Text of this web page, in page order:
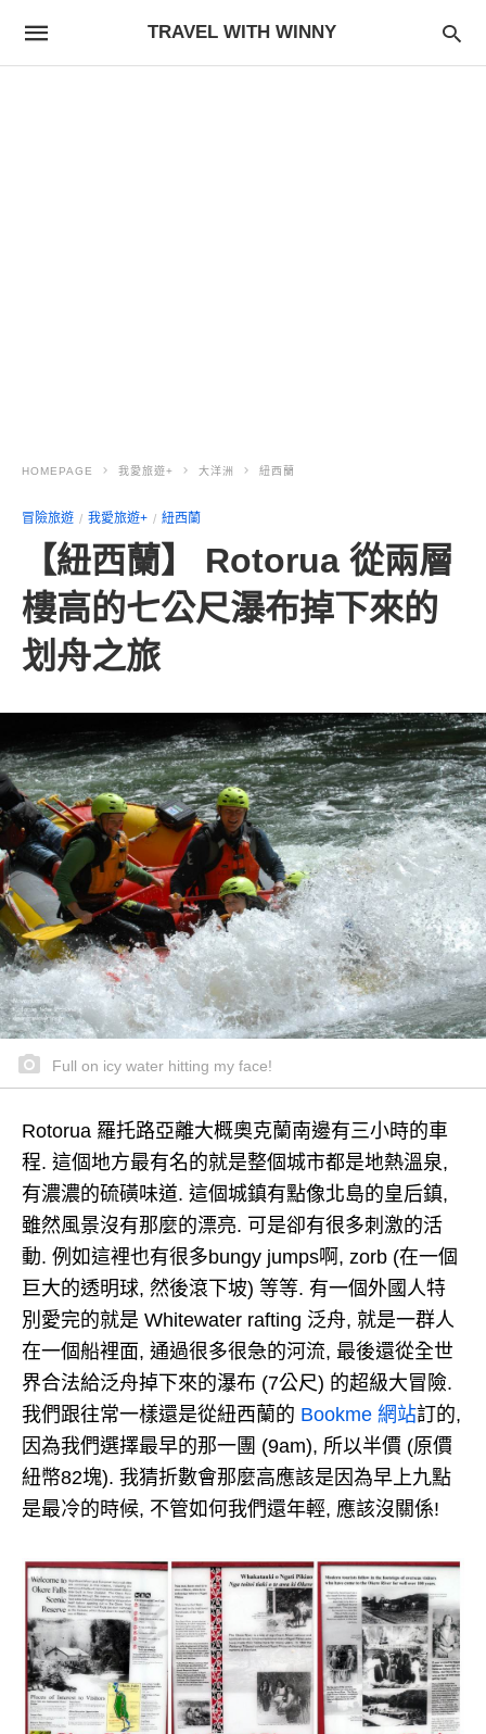
TRAVEL WITH WINNY
HOMEPAGE 我愛旅遊+ 大洋洲 紐西蘭
冒險旅遊 我愛旅遊+ 紐西蘭
【紐西蘭】 Rotorua 從兩層
樓高的七公尺瀑布掉下來的
划舟之旅
Full on icy water hitting my face!
Rotorua 羅托路亞離大概奧克蘭南邊有三小時的車
程. 這個地方最有名的就是整個城市都是地熱溫泉,
有濃濃的硫磺味道. 這個城鎮有點像北島的皇后鎮,
雖然風景沒有那麼的漂亮. 可是卻有很多刺激的活
動. 例如這裡也有很多bungy jumps啊, zorb (在一個
巨大的透明球, 然後滾下坡) 等等. 有一個外國人特
別愛完的就是 Whitewater rafting 泛舟, 就是一群人
在一個船裡面, 通過很多很急的河流, 最後還從全世
界合法給泛舟掉下來的瀑布 (7公尺) 的超級大冒險.
我們跟往常一樣還是從紐西蘭的 Bookme 網站訂的,
因為我們選擇最早的那一團 (9am), 所以半價 (原價
紐幣82塊). 我猜折數會那麼高應該是因為早上九點
是最冷的時候, 不管如何我們還年輕, 應該沒關係!